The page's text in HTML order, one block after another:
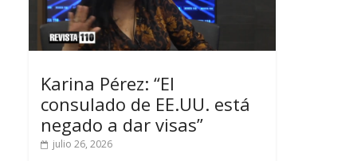
Karina Pérez: “El
consulado de EE.UU. está
negado a dar visas”
julio 26, 2026